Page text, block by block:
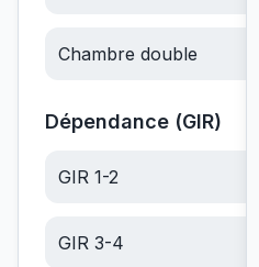
Chambre double
Dépendance (GIR)
GIR 1-2
GIR 3-4